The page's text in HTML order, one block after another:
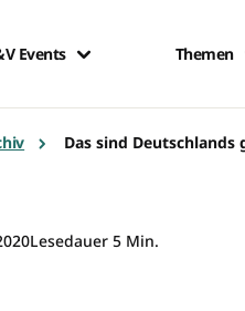
Events Themen
Das sind
Lesedauer 5 Min.